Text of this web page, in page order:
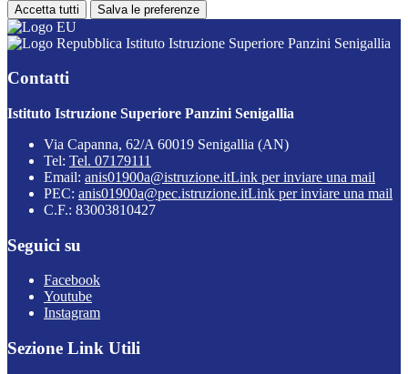
Accetta tutti Salva le preferenze
Istituto Istruzione Superiore Panzini Senigallia
Contatti
Istituto Istruzione Superiore Panzini Senigallia
Via Capanna, 62/A 60019 Senigallia (AN)
Tel: Tel. 07179111
Email: anis01900a@istruzione.itLink per inviare una mail
PEC: anis01900a@pec.istruzione.itLink per inviare una mail
C.F.: 83003810427
Seguici su
Facebook
Youtube
Instagram
Sezione Link Utili